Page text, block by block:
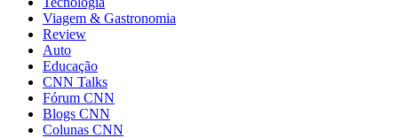
Viagem & Gastronomia
Review
Auto
Educação
CNN Talks
Fórum CNN
Blogs CNN
Colunas CNN